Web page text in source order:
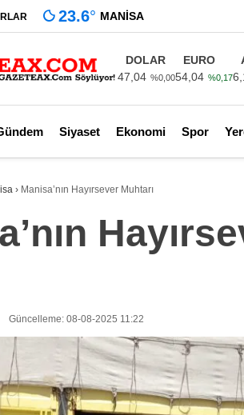
23.6° MANISA
DOLAR
47,04 %0,00
EURO
54,04 %0,17
Siyaset Ekonomi Spor
› Manisa’nın Hayırsever Muhtarı
Güncelleme: 08-08-2025 11:22